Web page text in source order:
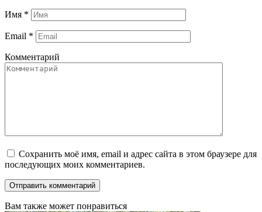
Имя *
Email *
Комментарий
Сохранить моё имя, email и адрес сайта в этом браузере для
последующих моих комментариев.
Вам также может понравиться